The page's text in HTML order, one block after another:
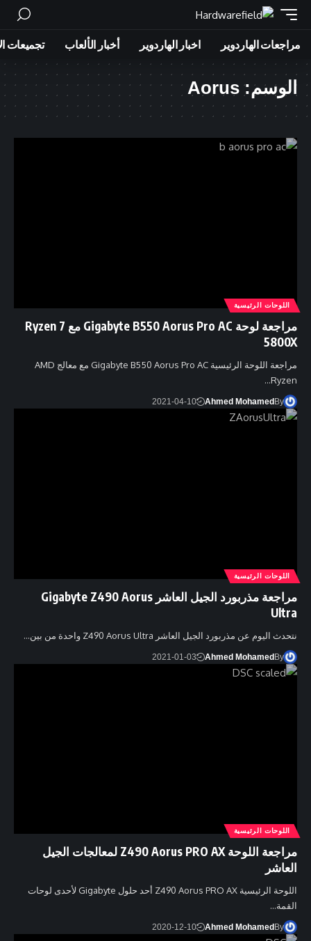
مراجعات الهاردوير اخبار الهاردوير أخبار الألعاب تجميعات
الوسم: Aorus
اللوحات الرئيسية
مراجعة لوحة Gigabyte B550 Aorus Pro AC مع Ryzen 7
5800X
مراجعة اللوحة الرئيسية Gigabyte B550 Aorus Pro AC مع معالج AMD
Ryzen…
By
Ahmed Mohamed
2021-04-10
اللوحات الرئيسية
مراجعة مذربورد الجيل العاشر Gigabyte Z490 Aorus
Ultra
نتحدث اليوم عن مذربورد الجيل العاشر Z490 Aorus Ultra واحدة من بين…
By
Ahmed Mohamed
2021-01-03
اللوحات الرئيسية
مراجعة اللوحة Z490 Aorus PRO AX لمعالجات الجيل
العاشر
اللوحة الرئيسية Z490 Aorus PRO AX أحد حلول Gigabyte لأحدى لوحات
القمة…
By
Ahmed Mohamed
2020-12-10